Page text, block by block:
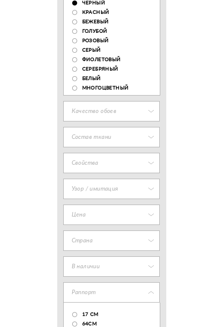
ЧЕРНЫЙ
КРАСНЫЙ
БЕЖЕВЫЙ
ГОЛУБОЙ
РОЗОВЫЙ
СЕРЫЙ
ФИОЛЕТОВЫЙ
СЕРЕБРЯНЫЙ
БЕЛЫЙ
МНОГОЦВЕТНЫЙ
Качество обоев
Состав ткани
Свойства
Узор / имитация
Цена
Страна
В наличии
Раппорт
17 CM
64СМ